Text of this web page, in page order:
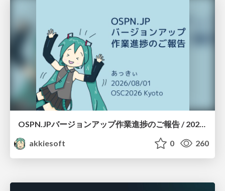
OSPN.JPバージョンアップ作業進捗のご報告 / 20260801-osc26kyoto
akkiesoft
0 260